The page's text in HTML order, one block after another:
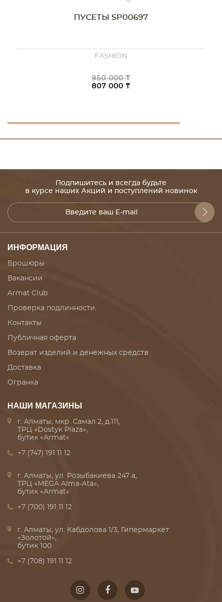
ПУСЕТЫ SP00697
FASHION
950 000 ₸
807 000 ₸
Подпишитесь и всегда будьте
в курсе наших Акций и поступлений новинок
ИНФОРМАЦИЯ
Брошюры
Вакансии
Armat Club
Проверка подлинности
Контакты
Публичная оферта
Возврат изделий и денежных средств
Доставка
Огранка
НАШИ МАГАЗИНЫ
г. Алматы, мкр. Самал 2, д.111,
ТРЦ «Dostyk Plaza»,
бутик «Armat»
+7 (747) 191 11 12
г. Алматы, ул. Розыбакиева 247 а,
ТРЦ «MEGA Alma-Ata»,
бутик «Armat»
+7 (700) 191 11 12
г. Алматы, ул. Кабдолова 1/3, Гипермаркет
«Золотой»,
бутик 100
+7 (708) 191 11 12